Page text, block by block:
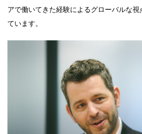
アで働いてきた経験によるグローバルな視
ています。